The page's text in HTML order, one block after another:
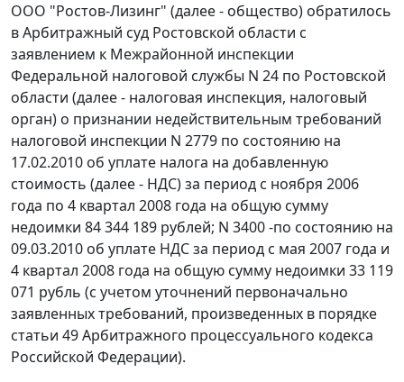
ООО "Ростов-Лизинг" (далее - общество) обратилось
в Арбитражный суд Ростовской области с
заявлением к Межрайонной инспекции
Федеральной налоговой службы N 24 по Ростовской
области (далее - налоговая инспекция, налоговый
орган) о признании недействительным требований
налоговой инспекции N 2779 по состоянию на
17.02.2010 об уплате налога на добавленную
стоимость (далее - НДС) за период с ноября 2006
года по 4 квартал 2008 года на общую сумму
недоимки 84 344 189 рублей; N 3400 -по состоянию на
09.03.2010 об уплате НДС за период с мая 2007 года и
4 квартал 2008 года на общую сумму недоимки 33 119
071 рубль (с учетом уточнений первоначально
заявленных требований, произведенных в порядке
статьи 49Арбитражного процессуального кодекса
Российской Федерации).